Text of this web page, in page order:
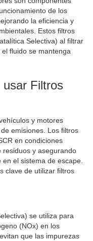
de los
la eficiencia y
Estos filtros
Selectiva) al filtrar
fluido se mantenga
Filtros
y motores
emisiones. Los filtros
en condiciones
residuos y asegurando
el sistema de escape.
clave de utilizar filtros
se utiliza para
(NOx) en los
que las impurezas